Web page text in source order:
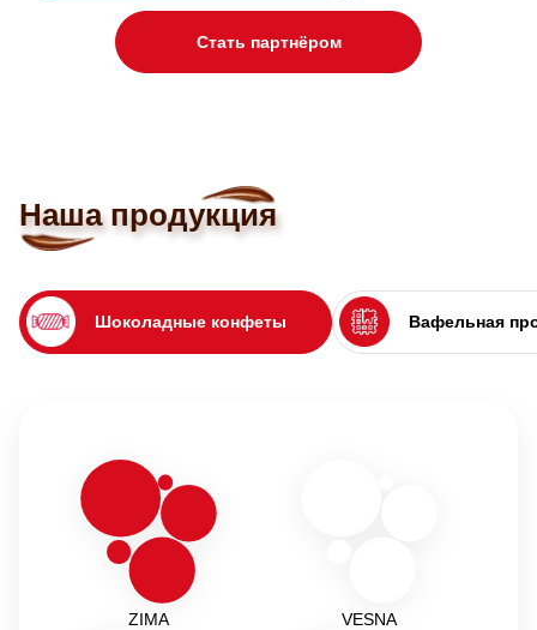
Стать партнёром
Наша продукция
Шоколадные конфеты Вафельная
ZIMA VESNA